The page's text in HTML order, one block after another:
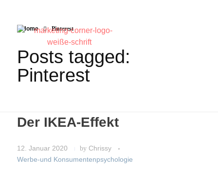
Home Pinterest
Posts tagged:
Pinterest
Der IKEA-Effekt
12. Januar 2020 by Chrissy
Werbe-und Konsumentenpsychologie